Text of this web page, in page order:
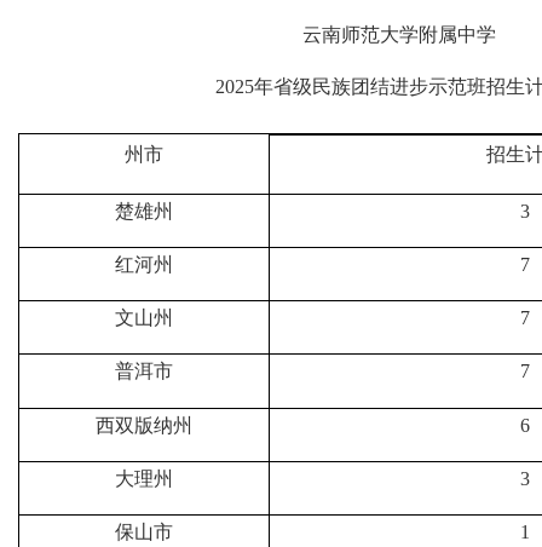
云南师范大学附属中学
2025年省级民族团结进步示范班招生
州市 招生
楚雄州 3
红河州 7
文山州 7
普洱市 7
西双版纳州 6
大理州 3
保山市 1